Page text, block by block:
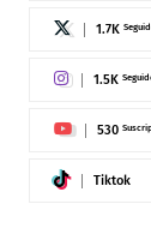
1.7K
1.5K
530
Tiktok